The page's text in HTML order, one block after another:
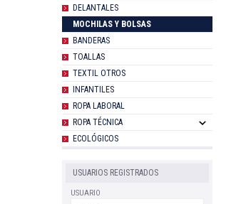
DELANTALES
MOCHILAS Y BOLSAS
BANDERAS
TOALLAS
TEXTIL OTROS
INFANTILES
ROPA LABORAL
ROPA TÉCNICA
ECOLÓGICOS
USUARIOS REGISTRADOS
USUARIO